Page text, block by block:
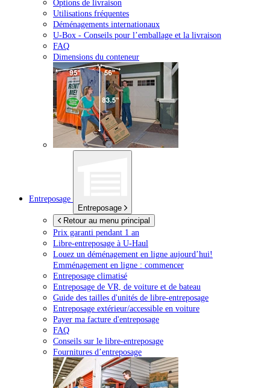
Options de livraison
Utilisations fréquentes
Déménagements internationaux
U-Box - Conseils pour l’emballage et la livraison
FAQ
Dimensions du conteneur
Entreposage
Entreposage
Retour au menu principal
Prix garanti pendant 1 an
Libre-entreposage à U-Haul
Louez un déménagement en ligne aujourd’hui!
Emménagement en ligne : commencer
Entreposage climatisé
Entreposage de VR, de voiture et de bateau
Guide des tailles d'unités de libre-entreposage
Entreposage extérieur/accessible en voiture
Payer ma facture d'entreposage
FAQ
Conseils sur le libre-entreposage
Fournitures d’entreposage